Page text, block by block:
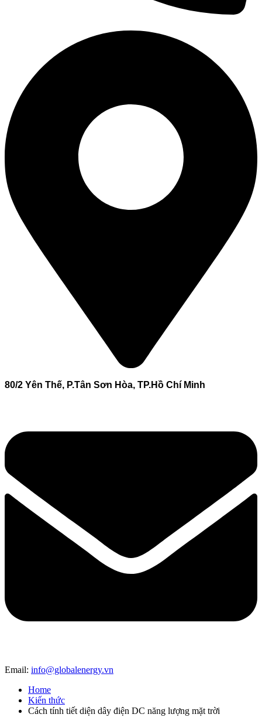
80/2 Yên Thế, P.Tân Sơn Hòa, TP.Hồ Chí Minh
Email: info@globalenergy.vn
Home
Kiến thức
Cách tính tiết diện dây điện DC năng lượng mặt trời